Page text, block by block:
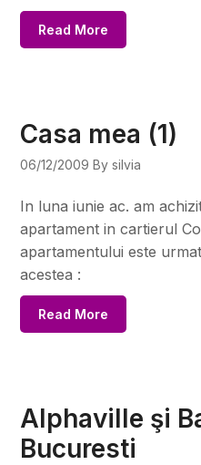
Read More
Casa mea (1)
06/12/2009 By silvia
In luna iunie ac. am
apartament in cartierul
apartamentului este
acestea :
Read More
Alphaville şi
Bucuresti